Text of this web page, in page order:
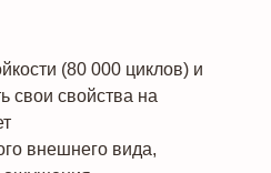
(80 000 циклов) и
свои свойства на
внешнего вида,